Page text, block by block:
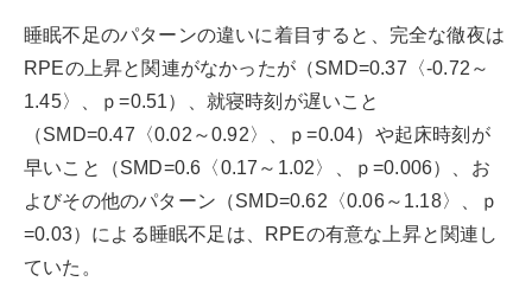
睡眠不足のパターンの違いに着目すると、完全な徹夜は
RPEの上昇と関連がなかったが（SMD=0.37〈-0.72～
1.45〉、ｐ=0.51）、就寝時刻が遅いこと
（SMD=0.47〈0.02～0.92〉、ｐ=0.04）や起床時刻が
早いこと（SMD=0.6〈0.17～1.02〉、ｐ=0.006）、お
よびその他のパターン（SMD=0.62〈0.06～1.18〉、ｐ
=0.03）による睡眠不足は、RPEの有意な上昇と関連し
ていた。